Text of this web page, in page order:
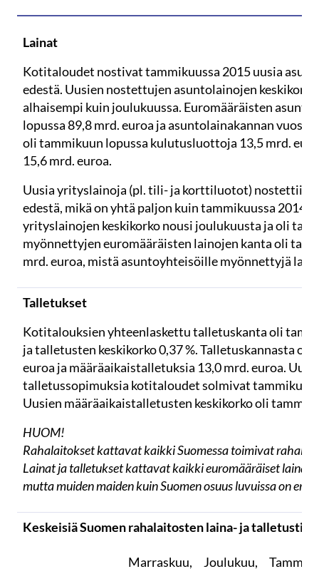
Lainat
Kotitaloudet nostivat tammikuussa 2015 uusia
edestä. Uusien nostettujen asuntolainojen
alhaisempi kuin joulukuussa. Euromääräisten
lopussa 89,8 mrd. euroa ja asuntolainakannan
oli tammikuun lopussa kulutusluottoja 13,5 mrd.
15,6 mrd. euroa.
Uusia yrityslainoja (pl. tili- ja korttiluotot) nostettiin
edestä, mikä on yhtä paljon kuin tammikuussa 2014.
yrityslainojen keskikorko nousi joulukuusta ja oli
myönnettyjen euromääräisten lainojen kanta oli
mrd. euroa, mistä asuntoyhteisöille myönnettyjä
Talletukset
Kotitalouksien yhteenlaskettu talletuskanta oli
ja talletusten keskikorko 0,37 %. Talletuskannasta oli
euroa ja määräaikaistalletuksia 13,0 mrd. euroa.
talletussopimuksia kotitaloudet solmivat
Uusien määräaikaistalletusten keskikorko oli
HUOM!
Rahalaitokset kattavat kaikki Suomessa toimivat
Lainat ja talletukset kattavat kaikki euromääräiset lainat
mutta muiden maiden kuin Suomen osuus luvuissa on
Keskeisiä Suomen rahalaitosten laina- ja
Marraskuu, Joulukuu,